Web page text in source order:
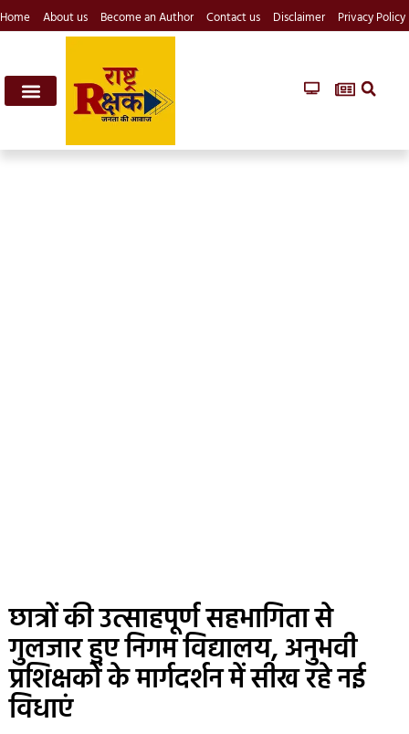
Home About us Become an Author Contact us Disclaimer Privacy Policy
छात्रों की उत्साहपूर्ण सहभागिता से
गुलजार हुए निगम विद्यालय, अनुभवी
प्रशिक्षकों के मार्गदर्शन में सीख रहे नई
विधाएं